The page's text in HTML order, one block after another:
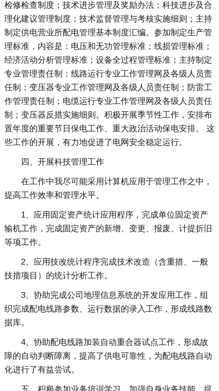
检修检查制度；技术进步管理及奖励办法；科技进步及合
理化建议管理制度；技术监督管理与考核实施细则；主持
制定供电营业所配电管理基本制度汇编。参加制定生产管
理标准，内容是：电压和无功管理标准；线损管理标准；
经济活动分析管理标准；设备全过程管理标准；主持制定
专业管理责任制：线路运行专业工作管理网及各级人员责
任制；变压器专业工作管理网及各级人员责任制；防雷工
作管理责任制；电缆运行专业工作管理网及各级人员责任
制；变压器反措实施细则。积极开展季节性工作，安排布
置年度的重要节日保电工作、重大政治活动保电安排。 这
些工作的开展，有力地促进了电网安全稳定运行。
四、开展科技管理工作
在工作中我尽可能采用计算机应用于管理工作之中，
提高工作效率和管理水平。
1、应用固定资产统计应用程序，完成单位固定资产
输机工作，完成固定资产的新增、变更、报废、计提折旧
等项工作。
2、应用技改统计程序完成技术改造（含重措、一般
技措项目）的统计分析工作。
3、协助完成公司地理信息系统的开发应用工作，组
织完成配电线路参数、运行数据的录入工作，形成线路数
据库。
4、协助配电线路加装自动重合器试点工作，形成故
障的自动判断障离，提高了供电可靠性，为配电线路自动
化进行了有益尝试。